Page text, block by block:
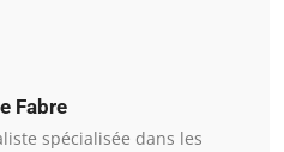
Fabre
spécialisée dans les